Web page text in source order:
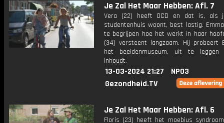
Je Zal Het Maar Hebben: Afl. 7
Vera (22) heeft OCD en dat is, als
studentenhuis woont, best lastig.
te begrijpen hoe het werkt in haar
(34) versteent langzaam. Hij probeert
het beeldenmuseum, uit te
inhoudt.
13-03-2024 21:27
NPO3
Gezondheid.TV
Je Zal Het Maar Hebben: Afl. 6
Floris (23) heeft het moebius